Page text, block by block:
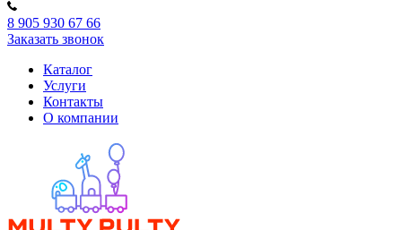
8 905 930 67 66
Заказать звонок
Каталог
Услуги
Контакты
О компании